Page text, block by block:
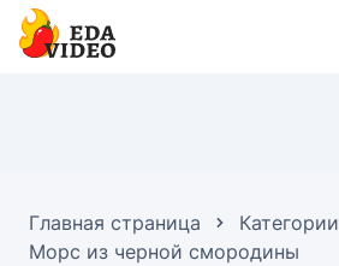
Главная страница Категории
Морс из черной смородины